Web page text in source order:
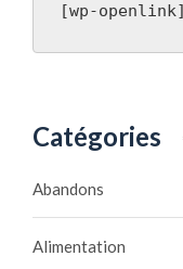
[wp-openlink]
Catégories
Abandons
Alimentation